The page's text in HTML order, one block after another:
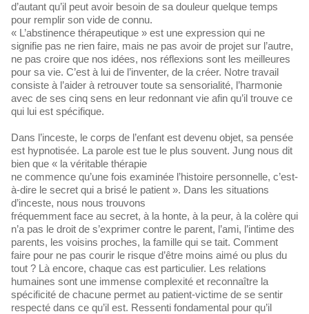
d’autant qu’il peut avoir besoin de sa douleur quelque temps
pour remplir son vide de connu.
« L’abstinence thérapeutique » est une expression qui ne
signifie pas ne rien faire, mais ne pas avoir de projet sur l’autre,
ne pas croire que nos idées, nos réflexions sont les meilleures
pour sa vie. C’est à lui de l’inventer, de la créer. Notre travail
consiste à l’aider à retrouver toute sa sensorialité, l’harmonie
avec de ses cinq sens en leur redonnant vie afin qu’il trouve ce
qui lui est spécifique.
Dans l’inceste, le corps de l’enfant est devenu objet, sa pensée
est hypnotisée. La parole est tue le plus souvent. Jung nous dit
bien que « la véritable thérapie
ne commence qu’une fois examinée l’histoire personnelle, c’est-
à-dire le secret qui a brisé le patient ». Dans les situations
d’inceste, nous nous trouvons
fréquemment face au secret, à la honte, à la peur, à la colère qui
n’a pas le droit de s’exprimer contre le parent, l’ami, l’intime des
parents, les voisins proches, la famille qui se tait. Comment
faire pour ne pas courir le risque d’être moins aimé ou plus du
tout ? Là encore, chaque cas est particulier. Les relations
humaines sont une immense complexité et reconnaître la
spécificité de chacune permet au patient-victime de se sentir
respecté dans ce qu’il est. Ressenti fondamental pour qu’il